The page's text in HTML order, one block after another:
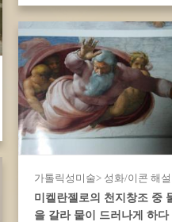
가톨릭성미술> 성화/이콘 해설
미켈란젤로의 천지창조 중
을 갈라 뭍이 드러나게 하다